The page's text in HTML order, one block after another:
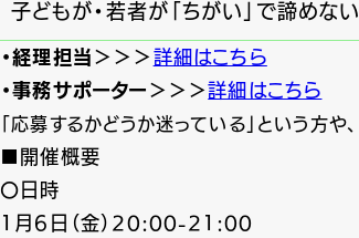
子どもが・若者が「ちがい」で諦めない
・経理担当 ＞＞＞ 詳細はこちら
・事務サポーター ＞＞＞詳細はこちら
「応募するかどうか迷っている」という方や
■開催概要
〇日時
1月6日（金）20:00-21:00